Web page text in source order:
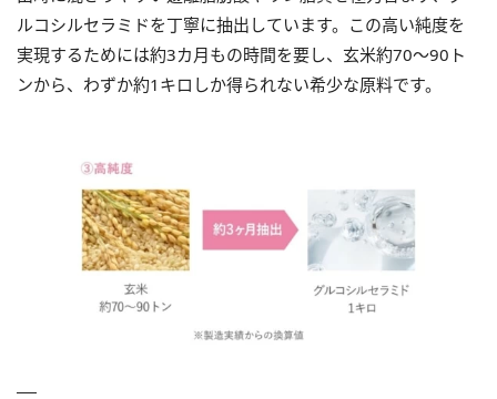
ルコシルセラミドを丁寧に抽出しています。この高い純度を
実現するためには約3カ月もの時間を要し、玄米約70〜90ト
ンから、わずか約1キロしか得られない希少な原料です。